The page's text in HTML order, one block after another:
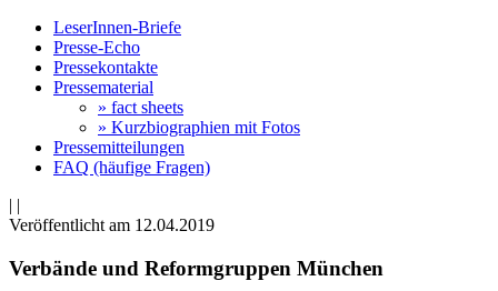
LeserInnen-Briefe
Presse-Echo
Pressekontakte
Pressematerial
» fact sheets
» Kurzbiographien mit Fotos
Pressemitteilungen
FAQ (häufige Fragen)
| |
Veröffentlicht am 12­.04.2019
Verbände und Reformgruppen München